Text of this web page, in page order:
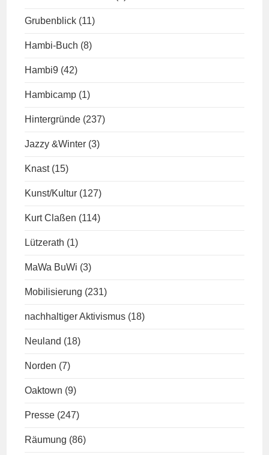
Grubenblick (11)
Hambi-Buch (8)
Hambi9 (42)
Hambicamp (1)
Hintergründe (237)
Jazzy &Winter (3)
Knast (15)
Kunst/Kultur (127)
Kurt Claßen (114)
Lützerath (1)
MaWa BuWi (3)
Mobilisierung (231)
nachhaltiger Aktivismus (18)
Neuland (18)
Norden (7)
Oaktown (9)
Presse (247)
Räumung (86)